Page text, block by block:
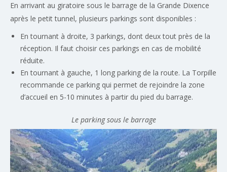
En arrivant au giratoire sous le barrage de la Grande Dixence
après le petit tunnel, plusieurs parkings sont disponibles :
En tournant à droite, 3 parkings, dont deux tout près de la
réception. Il faut choisir ces parkings en cas de mobilité
réduite.
En tournant à gauche, 1 long parking de la route. La Torpille
recommande ce parking qui permet de rejoindre la zone
d’accueil en 5-10 minutes à partir du pied du barrage.
Le parking sous le barrage